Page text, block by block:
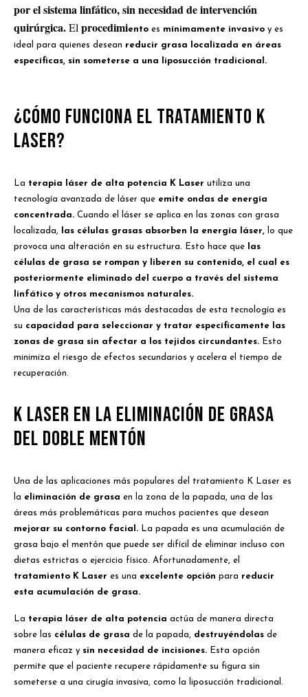
por el sistema linfático, sin necesidad de intervención
quirúrgica.El procedimiento es mínimamente invasivo y es
ideal para quienes desean reducir grasa localizada en áreas
específicas, sin someterse a una liposucción tradicional.
¿Cómo Funciona el Tratamiento K
Laser?
La terapia láser de alta potencia K Laser utiliza una
tecnología avanzada de láser que emite ondas de energía
concentrada. Cuando el láser se aplica en las zonas con grasa
localizada,
las células grasas absorben la energía láser, lo que
provoca una alteración en su estructura. Esto hace que
las
células de grasa se rompan y liberen su contenido, el cual es
posteriormente eliminado del cuerpo a través del sistema
linfático y otros mecanismos naturales.
Una de las características más destacadas de esta tecnología es
su capacidad para seleccionar y tratar específicamente las
zonas de grasa sin afectar a los tejidos circundantes. Esto
minimiza el riesgo de efectos secundarios y acelera el tiempo de
recuperación.
K Laser en la Eliminación de Grasa
del Doble Mentón
Una de las aplicaciones más populares del tratamiento K Laser es
la eliminación de grasa en la zona de la papada, una de las
áreas más problemáticas para muchos pacientes que desean
mejorar su contorno facial. La papada es una acumulación de
grasa bajo el mentón que puede ser difícil de eliminar incluso con
dietas estrictas o ejercicio físico. Afortunadamente, el
tratamiento K Laser es una excelente opción para reducir
esta acumulación de grasa.
La terapia láser de alta potencia actúa de manera directa
sobre las células de grasa de la papada, destruyéndolas de
manera eficaz y sin necesidad de incisiones. Esta opción
permite que el paciente recupere rápidamente su figura sin
someterse a una cirugía invasiva, como la liposucción tradicional.